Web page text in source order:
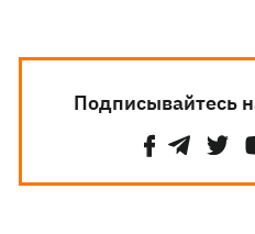
Подписывайтесь